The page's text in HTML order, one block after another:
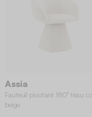
Assia
Fauteuil pivotant 180° tissu
beige